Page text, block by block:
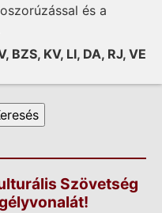
és a
BZS, KV, LI, DA, RJ, VE
Szövetség